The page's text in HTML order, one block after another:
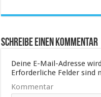
Schreibe einen Kommentar
Deine E-Mail-Adresse
Erforderliche Felder sind
Kommentar